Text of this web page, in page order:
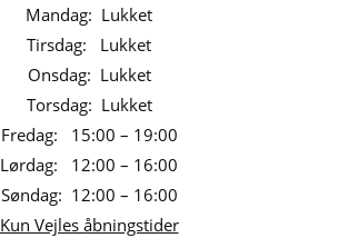
Mandag: Lukket
Tirsdag: Lukket
Onsdag: Lukket
Torsdag: Lukket
Fredag: 15:00 – 19:00
Lørdag: 12:00 – 16:00
Søndag: 12:00 – 16:00
Kun Vejles åbningstider